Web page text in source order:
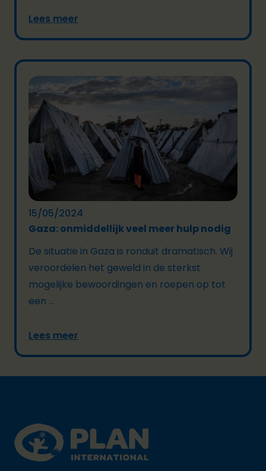
Lees meer
15/05/2024
Gaza: onmiddellijk veel meer hulp nodig
De situatie in Gaza is ronduit dramatisch. Wij
veroordelen het geweld in de sterkst
mogelijke bewoordingen en roepen op tot
een ...
Lees meer
Plan International logo